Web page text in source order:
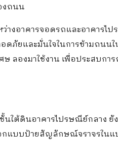
งถนน
างอาคารจอดรถและอาคารไ
ดภัยและมั่นใจในการข้ามถน
ลองมาใช้งาน เพื่อประสบก
ใต้ดินอาคารไปรษณีย์กลาง ยั
อกแบบป้ายสัญลักษณ์จราจรใ